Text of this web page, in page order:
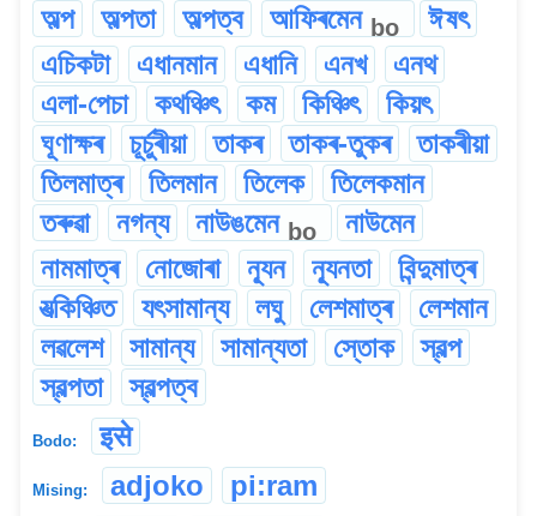
অল্প
অল্পতা অল্পত্ব আফিৰমেন bo
ঈষৎ
এচিকটা
এধানমান এধানি এনখ
এনথ
এলা-পেচা
কথঞ্চিৎ কম কিঞ্চিৎ
কিয়ৎ
ঘূণাক্ষৰ
চূৰ্চুৰীয়া তাকৰ তাকৰ-তুকৰ
তাকৰীয়া
তিলমাত্ৰ
তিলমান তিলেক
তিলেকমান
তৰুৱা
নগন্য নাউঙমেন bo
নাউমেন
নামমাত্ৰ
নোজোৰা ন্যূন ন্যূনতা
বিন্দুমাত্ৰ
যত্‍‍কিঞ্চিত
যৎসামান্য লঘু লেশমাত্ৰ
লেশমান
লৱলেশ
সামান্য সামান্যতা স্তোক
স্বল্প
স্বল্পতা
স্বল্পত্ব
Bodo: इसे
Mising: adjoko pi:ram